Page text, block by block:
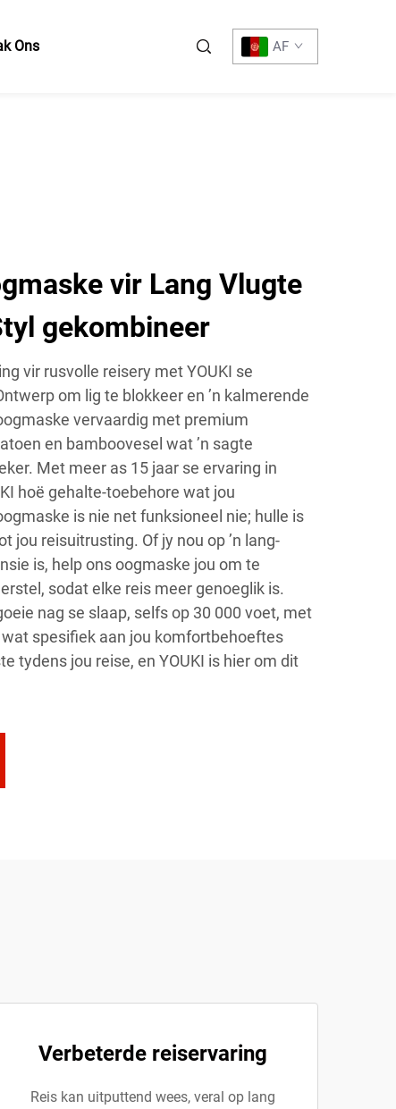
Ons AF
vir Lang Vlugte
gekombineer
vir rusvolle reisery met YOUKI se
om lig te blokkeer en ’n kalmerende
vervaardig met premium
en bamboovesel wat ’n sagte
Met meer as 15 jaar se ervaring in
hoë gehalte-toebehore wat jou
is nie net funksioneel nie; hulle is
jou reisuitrusting. Of jy nou op ’n lang-
is, help ons oogmaske jou om te
sodat elke reis meer genoeglik is.
nag se slaap, selfs op 30 000 voet, met
spesifiek aan jou komfortbehoeftes
tydens jou reise, en YOUKI is hier om dit
Verbeterde reiservaring
Reis kan uitputtend wees, veral op lang